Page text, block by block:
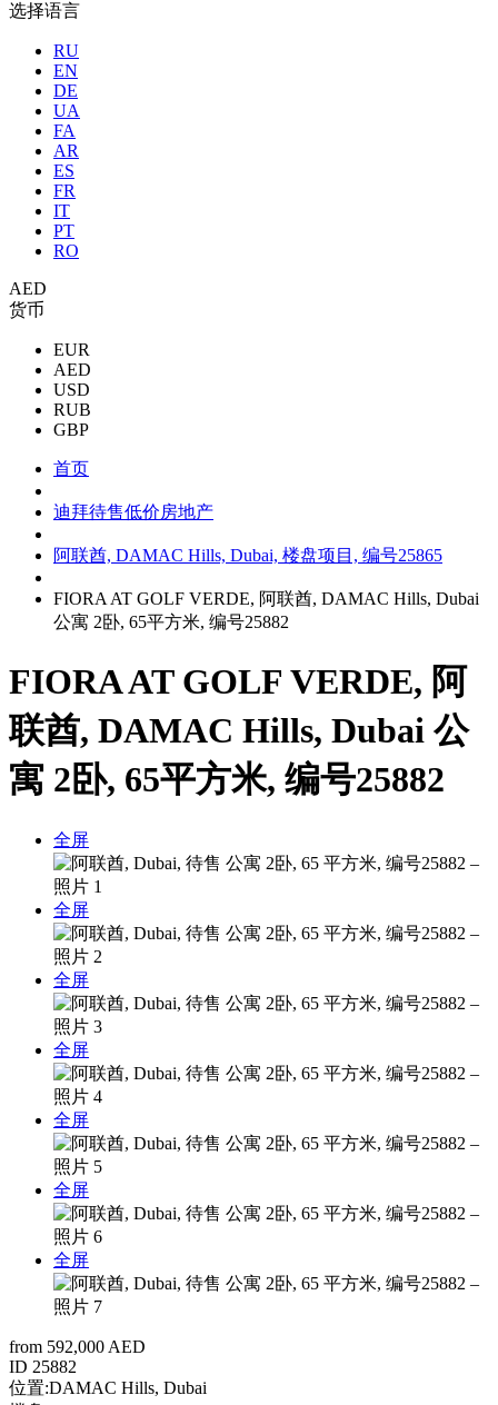
选择语言
RU
EN
DE
UA
FA
AR
ES
FR
IT
PT
RO
AED
货币
EUR
AED
USD
RUB
GBP
首页
迪拜待售低价房地产
阿联酋, DAMAC Hills, Dubai, 楼盘项目, 编号25865
FIORA AT GOLF VERDE, 阿联酋, DAMAC Hills, Dubai
公寓 2卧, 65平方米, 编号25882
FIORA AT GOLF VERDE, 阿
联酋, DAMAC Hills, Dubai 公
寓 2卧, 65平方米, 编号25882
全屏
全屏
全屏
全屏
全屏
全屏
全屏
from 592,000 AED
ID 25882
位置:DAMAC Hills, Dubai